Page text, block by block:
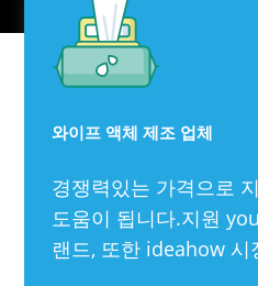
와이프 액체 제조 업체
경쟁력있는 가격으로
도움이 됩니다.지원
랜드, 또한 ideahow 시